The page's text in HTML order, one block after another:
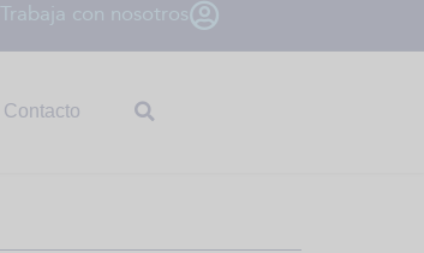
Trabaja con nosotros
Contacto